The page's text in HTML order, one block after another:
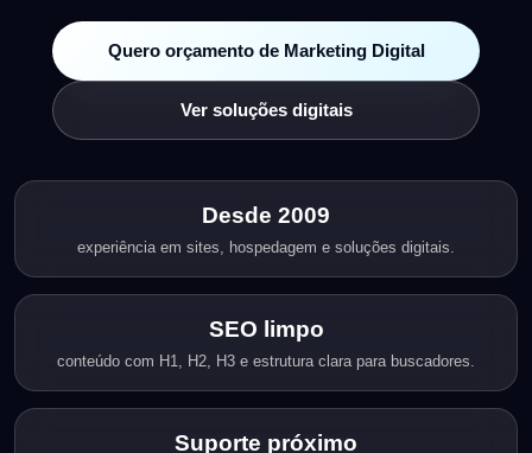
Quero orçamento de Marketing Digital
Ver soluções digitais
Desde 2009
experiência em sites, hospedagem e soluções digitais.
SEO limpo
conteúdo com H1, H2, H3 e estrutura clara para buscadores.
Suporte próximo